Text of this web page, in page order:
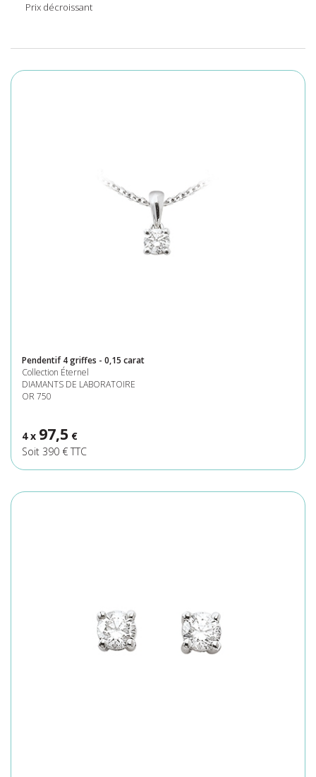
Prix décroissant
Pendentif 4 griffes - 0,15 carat
Collection Éternel
DIAMANTS DE LABORATOIRE
OR 750
4 x 97,5 €
Soit 390 € TTC